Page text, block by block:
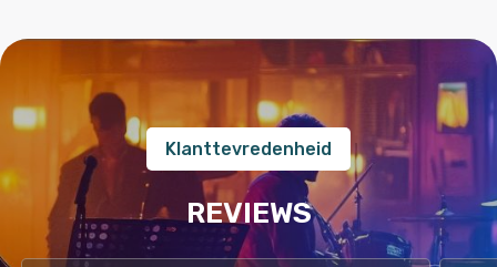
Klanttevredenheid
REVIEWS